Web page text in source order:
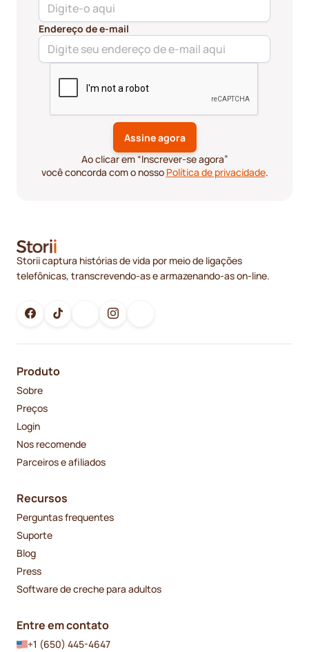
Endereço de e-mail
Ao clicar em “Inscrever-se agora”
você concorda com o nosso Política de privacidade.
Storii captura histórias de vida por meio de ligações
telefônicas, transcrevendo-as e armazenando-as on-line.
Produto
Sobre
Preços
Login
Nos recomende
Parceiros e afiliados
Recursos
Perguntas frequentes
Suporte
Blog
Press
Software de creche para adultos
Entre em contato
+1 (650) 445-4647